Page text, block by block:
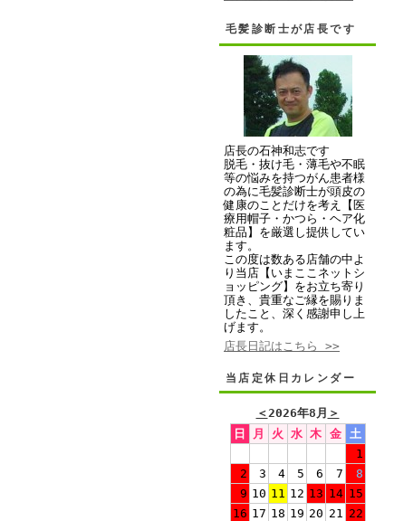
毛髪診断士が店長です
店長の石神和志です
脱毛・抜け毛・薄毛や不眠
等の悩みを持つがん患者様
の為に毛髪診断士が頭皮の
健康のことだけを考え【医
療用帽子・かつら・ヘア化
粧品】を厳選し提供してい
ます。
この度は数ある店舗の中よ
り当店【いまここネットシ
ョッピング】をお立ち寄り
頂き、貴重なご縁を賜りま
したこと、深く感謝申し上
げます。
店長日記はこちら >>
当店定休日カレンダー
＜2026年8月 ＞
日
月 火 水 木 金
土
1
2
3 4 5 6 7
8
9 10 11 12 13 14 15
16 17 18 19 20 21 22